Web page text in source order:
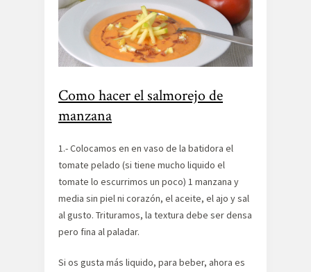
Como hacer el salmorejo de
manzana
1.- Colocamos en en vaso de la batidora el
tomate pelado (si tiene mucho liquido el
tomate lo escurrimos un poco) 1 manzana y
media sin piel ni corazón, el aceite, el ajo y sal
al gusto. Trituramos, la textura debe ser densa
pero fina al paladar.
Si os gusta más liquido, para beber, ahora es